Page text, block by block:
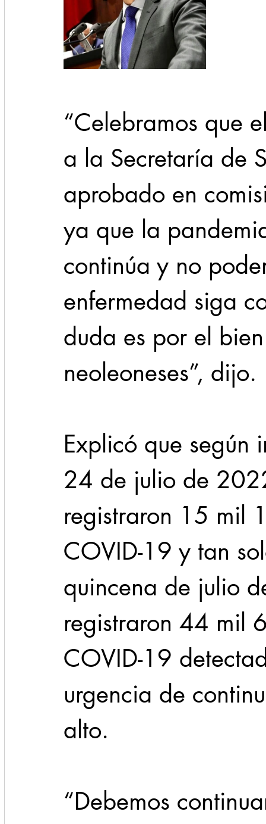
“Celebramos que
a la Secretaría de
aprobado en
ya que la
continúa y no
enfermedad siga
duda es por el
neoleoneses”, dijo.
Explicó que
24 de julio de
registraron 15 mil
COVID-19 y tan
quincena de julio
registraron 44 mil
COVID-19
urgencia de
alto.
“Debemos